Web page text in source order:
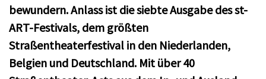
bewundern. Anlass ist die siebte Ausgabe des st-
ART-Festivals, dem größten
Straßentheaterfestival in den Niederlanden,
Belgien und Deutschland. Mit über 40